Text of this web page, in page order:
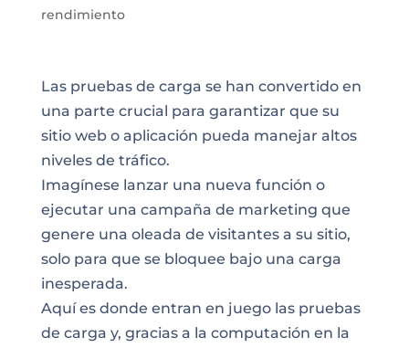
rendimiento
Las pruebas de carga se han convertido en
una parte crucial para garantizar que su
sitio web o aplicación pueda manejar altos
niveles de tráfico.
Imagínese lanzar una nueva función o
ejecutar una campaña de marketing que
genere una oleada de visitantes a su sitio,
solo para que se bloquee bajo una carga
inesperada.
Aquí es donde entran en juego las pruebas
de carga y, gracias a la computación en la